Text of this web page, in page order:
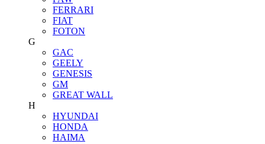
FERRARI
FIAT
FOTON
G
GAC
GEELY
GENESIS
GM
GREAT WALL
H
HYUNDAI
HONDA
HAIMA